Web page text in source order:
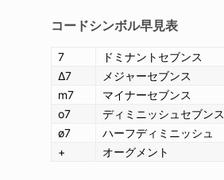
コードシンボル早見表
7
ドミナントセブンス
Δ7
メジャーセブンス
m7
マイナーセブンス
o7
ディミニッシュセブンス
ø7
ハーフディミニッシュ
+
オーグメント